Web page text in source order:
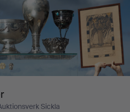
Sickla